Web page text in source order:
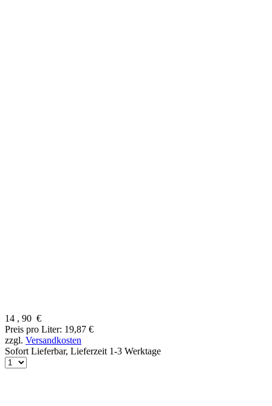
14 , 90 €
Preis pro Liter: 19,87 €
zzgl. Versandkosten
Sofort Lieferbar, Lieferzeit 1-3 Werktage